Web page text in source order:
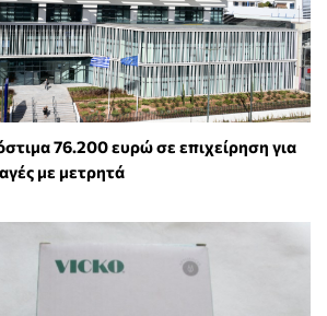
76.200 ευρώ σε επιχείρηση για
με μετρητά